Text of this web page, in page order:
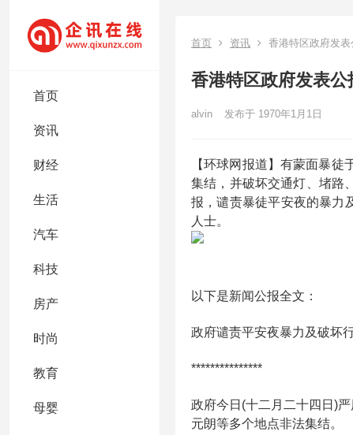
首页
资讯
财经
生活
汽车
科技
房产
时尚
教育
母婴
首页 资讯 香港特区政府发
香港特区政府发表
alvin 发布于 1970年1月1日
【环球网报道】有蒙面暴
集结，并破坏交通灯、堵路
报，谴责暴徒平安夜的暴力
人士。
以下是新闻公报全文：
政府谴责平安夜暴力及破坏
***************
政府今日(十二月二十四日)
元朗等多个地点非法集结。